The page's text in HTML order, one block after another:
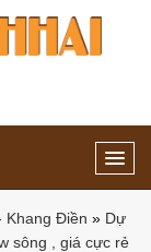
Khang Điền » Dự
sông , giá cực rẻ